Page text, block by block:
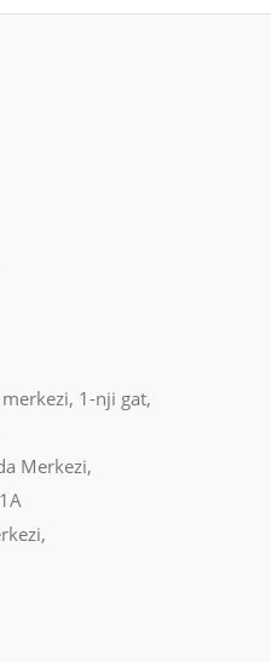
1-nji gat,
Merkezi,